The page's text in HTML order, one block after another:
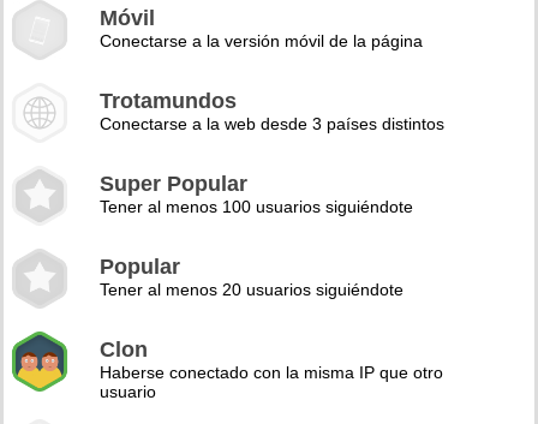
Móvil
Conectarse a la versión móvil de la página
Trotamundos
Conectarse a la web desde 3 países distintos
Super Popular
Tener al menos 100 usuarios siguiéndote
Popular
Tener al menos 20 usuarios siguiéndote
Clon
Haberse conectado con la misma IP que otro
usuario